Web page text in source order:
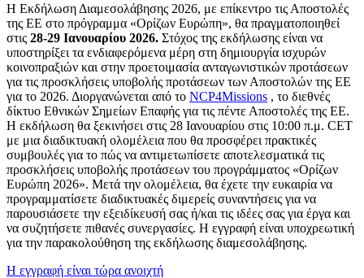
Η Εκδήλωση Διαμεσολάβησης 2026, με επίκεντρο τις Αποστολές
της ΕΕ στο πρόγραμμα «Ορίζων Ευρώπη», θα πραγματοποιηθεί
στις 28-29 Ιανουαρίου 2026. Στόχος της εκδήλωσης είναι να
υποστηρίξει τα ενδιαφερόμενα μέρη στη δημιουργία ισχυρών
κοινοπραξιών και στην προετοιμασία ανταγωνιστικών προτάσεων
για τις προσκλήσεις υποβολής προτάσεων των Αποστολών της ΕΕ
για το 2026. Διοργανώνεται από το NCP4Missions , το διεθνές
δίκτυο Εθνικών Σημείων Επαφής για τις πέντε Αποστολές της ΕΕ.
Η εκδήλωση θα ξεκινήσει στις 28 Ιανουαρίου στις 10:00 π.μ. CET
με μια διαδικτυακή ολομέλεια που θα προσφέρει πρακτικές
συμβουλές για το πώς να αντιμετωπίσετε αποτελεσματικά τις
προσκλήσεις υποβολής προτάσεων του προγράμματος «Ορίζων
Ευρώπη 2026». Μετά την ολομέλεια, θα έχετε την ευκαιρία να
προγραμματίσετε διαδικτυακές διμερείς συναντήσεις για να
παρουσιάσετε την εξειδίκευσή σας ή/και τις ιδέες σας για έργα και
να συζητήσετε πιθανές συνεργασίες. Η εγγραφή είναι υποχρεωτική
για την παρακολούθηση της εκδήλωσης διαμεσολάβησης.
Η εγγραφή είναι τώρα ανοιχτή